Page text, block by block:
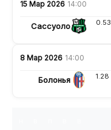
15 Мар 2026 14:00
Сассуоло 0.53
8 Мар 2026 14:00
Болонья 1.28